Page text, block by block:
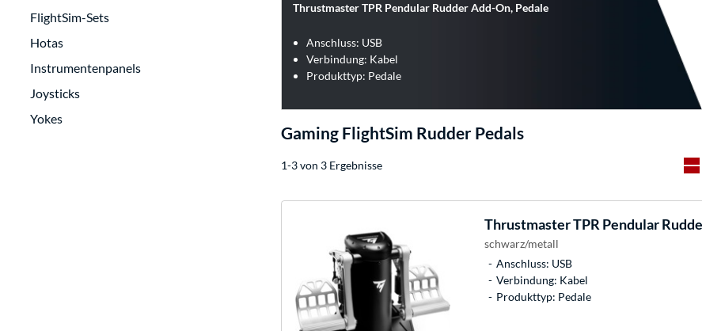
FlightSim-Sets
Hotas
Instrumentenpanels
Joysticks
Yokes
Thrustmaster TPR Pendular Rudder Add-On, Pedale
Anschluss: USB
Verbindung: Kabel
Produkttyp: Pedale
Gaming FlightSim Rudder Pedals
1-3 von 3 Ergebnisse
ThrustmasterTPR Pendular
schwarz/metall
Anschluss: USB
Verbindung: Kabel
Produkttyp: Pedale